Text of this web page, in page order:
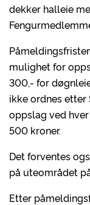
dekker halleie
mulighet for
300,- for
ikke ordnes etter
oppslag ved
500 kroner.
Det forventes
på uteområdet
Etter